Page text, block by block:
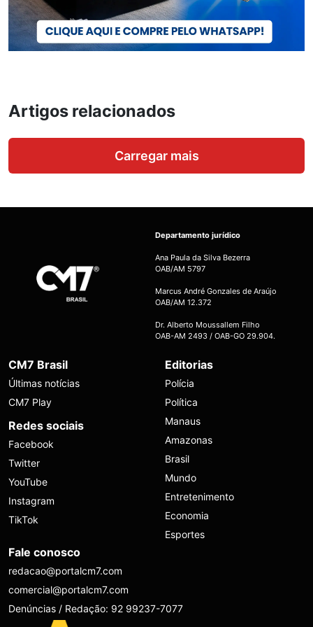
Artigos relacionados
Carregar mais
Departamento jurídico
Ana Paula da Silva Bezerra
OAB/AM 5797
Marcus André Gonzales de Araújo
OAB/AM 12.372
Dr. Alberto Moussallem Filho
OAB-AM 2493 / OAB-GO 29.904.
CM7 Brasil
Últimas notícias
CM7 Play
Redes sociais
Facebook
Twitter
YouTube
Instagram
TikTok
Editorias
Polícia
Política
Manaus
Amazonas
Brasil
Mundo
Entretenimento
Economia
Esportes
Fale conosco
redacao@portalcm7.com
comercial@portalcm7.com
Denúncias / Redação: 92 99237-7077